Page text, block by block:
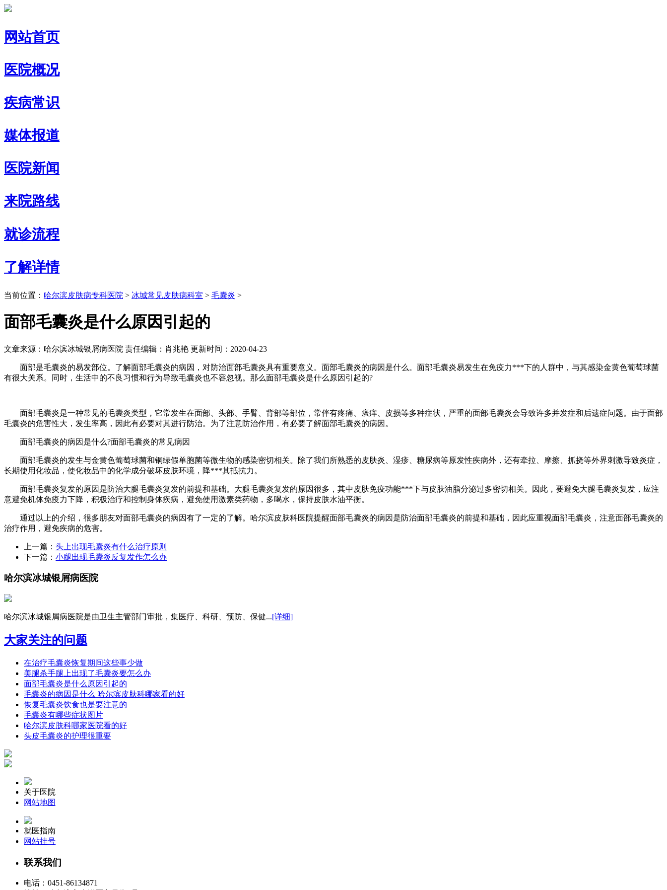
网站首页
医院概况
疾病常识
媒体报道
医院新闻
来院路线
就诊流程
了解详情
当前位置： 哈尔滨皮肤病专科医院 > 冰城常见皮肤病科室 > 毛囊炎 >
面部毛囊炎是什么原因引起的
文章来源：哈尔滨冰城银屑病医院 责任编辑：肖兆艳 更新时间：2020-04-23
面部是毛囊炎的易发部位。了解面部毛囊炎的病因，对防治面部毛囊炎具有重要意义。面部毛囊炎的病因是什么。面部毛囊炎易发生在免疫力***下的人群中，与其感染金黄色葡萄球菌
有很大关系。同时，生活中的不良习惯和行为导致毛囊炎也不容忽视。那么面部毛囊炎是什么原因引起的?
面部毛囊炎是一种常见的毛囊炎类型，它常发生在面部、头部、手臂、背部等部位，常伴有疼痛、瘙痒、皮损等多种症状，严重的面部毛囊炎会导致许多并发症和后遗症问题。由于面部
毛囊炎的危害性大，发生率高，因此有必要对其进行防治。为了注意防治作用，有必要了解面部毛囊炎的病因。
面部毛囊炎的病因是什么?面部毛囊炎的常见病因
面部毛囊炎的发生与金黄色葡萄球菌和铜绿假单胞菌等微生物的感染密切相关。除了我们所熟悉的皮肤炎、湿疹、糖尿病等原发性疾病外，还有牵拉、摩擦、抓挠等外界刺激导致炎症，
长期使用化妆品，使化妆品中的化学成分破坏皮肤环境，降***其抵抗力。
面部毛囊炎复发的原因是防治大腿毛囊炎复发的前提和基础。大腿毛囊炎复发的原因很多，其中皮肤免疫功能***下与皮肤油脂分泌过多密切相关。因此，要避免大腿毛囊炎复发，应注
意避免机体免疫力下降，积极治疗和控制身体疾病，避免使用激素类药物，多喝水，保持皮肤水油平衡。
通过以上的介绍，很多朋友对面部毛囊炎的病因有了一定的了解。哈尔滨皮肤科医院提醒面部毛囊炎的病因是防治面部毛囊炎的前提和基础，因此应重视面部毛囊炎，注意面部毛囊炎的
治疗作用，避免疾病的危害。
上一篇： 头上出现毛囊炎有什么治疗原则
下一篇： 小腿出现毛囊炎反复发作怎么办
哈尔滨冰城银屑病医院
哈尔滨冰城银屑病医院是由卫生主管部门审批，集医疗、科研、预防、保健...[详细]
大家关注的问题
在治疗毛囊炎恢复期间这些事少做
美腿杀手腿上出现了毛囊炎要怎么办
面部毛囊炎是什么原因引起的
毛囊炎的病因是什么 哈尔滨皮肤科哪家看的好
恢复毛囊炎饮食也是要注意的
毛囊炎有哪些症状图片
哈尔滨皮肤科哪家医院看的好
头皮毛囊炎的护理很重要
关于医院
网站地图
就医指南
网站挂号
联系我们
电话： 0451-86134871